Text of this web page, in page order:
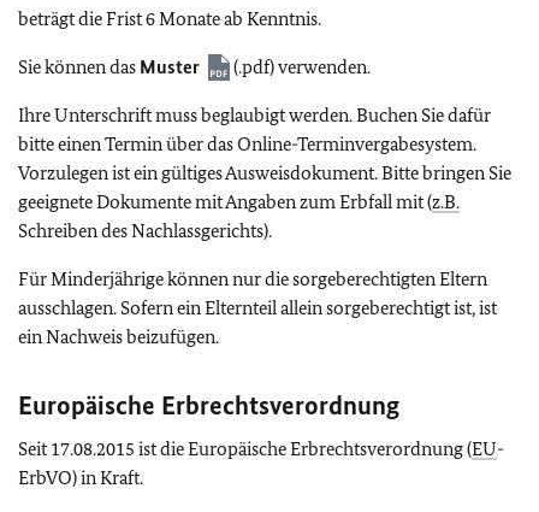
beträgt die Frist 6 Monate ab Kenntnis.
Sie können das Muster (.pdf) verwenden.
Ihre Unterschrift muss beglaubigt werden. Buchen Sie dafür
bitte einen Termin über das Online-Terminvergabesystem.
Vorzulegen ist ein gültiges Ausweisdokument. Bitte bringen Sie
geeignete Dokumente mit Angaben zum Erbfall mit (z.B.
Schreiben des Nachlassgerichts).
Für Minderjährige können nur die sorgeberechtigten Eltern
ausschlagen. Sofern ein Elternteil allein sorgeberechtigt ist, ist
ein Nachweis beizufügen.
Europäische Erbrechtsverordnung
Seit 17.08.2015 ist die Europäische Erbrechtsverordnung (EU-
ErbVO) in Kraft.